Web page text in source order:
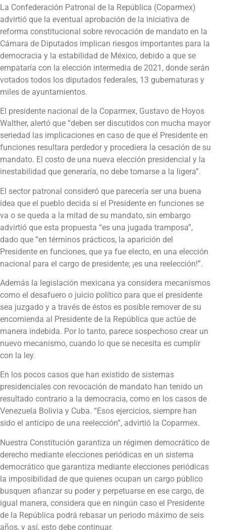
La Confederación Patronal de la República (Coparmex)
advirtió que la eventual aprobación de la iniciativa de
reforma constitucional sobre revocación de mandato en la
Cámara de Diputados implican riesgos importantes para la
democracia y la estabilidad de México, debido a que se
empataría con la elección intermedia de 2021, donde serán
votados todos los diputados federales, 13 gubernaturas y
miles de ayuntamientos.
El presidente nacional de la Coparmex, Gustavo de Hoyos
Walther, alertó que “deben ser discutidos con mucha mayor
seriedad las implicaciones en caso de que el Presidente en
funciones resultara perdedor y procediera la cesación de su
mandato. El costo de una nueva elección presidencial y la
inestabilidad que generaría, no debe tomarse a la ligera”.
El sector patronal consideró que parecería ser una buena
idea que el pueblo decida si el Presidente en funciones se
va o se queda a la mitad de su mandato, sin embargo
advirtió que esta propuesta “es una jugada tramposa”,
dado que “en términos prácticos, la aparición del
Presidente en funciones, que ya fue electo, en una elección
nacional para el cargo de presidente; ¡es una reelección!”.
Además la legislación mexicana ya considera mecanismos
como el desafuero o juicio político para que el presidente
sea juzgado y a través de éstos es posible remover de su
encomienda al Presidente de la República que actúe de
manera indebida. Por lo tanto, parece sospechoso crear un
nuevo mecanismo, cuando lo que se necesita es cumplir
con la ley.
En los pocos casos que han existido de sistemas
presidenciales con revocación de mandato han tenido un
resultado contrario a la democracia, como en los casos de
Venezuela Bolivia y Cuba. “Esos ejercicios, siempre han
sido el anticipo de una reelección”, advirtió la Coparmex.
Nuestra Constitución garantiza un régimen democrático de
derecho mediante elecciones periódicas en un sistema
democrático que garantiza mediante elecciones periódicas
la imposibilidad de que quienes ocupan un cargo público
busquen afianzar su poder y perpetuarse en ese cargo, de
igual manera, considera que en ningún caso el Presidente
de la República podrá rebasar un periodo máximo de seis
años, y así, esto debe continuar.